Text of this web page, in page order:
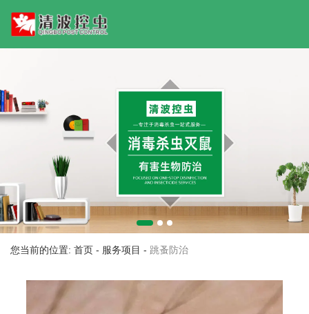
您当前的位置: 首页 - 服务项目 - 跳蚤防治